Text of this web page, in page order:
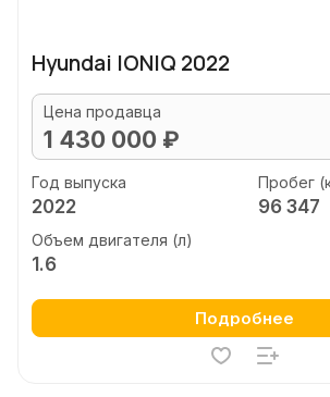
Hyundai IONIQ 2022
Цена продавца
1 430 000 ₽
Год выпуска
2022
Пробег
96 347
Объем двигателя (л)
1.6
Подробнее